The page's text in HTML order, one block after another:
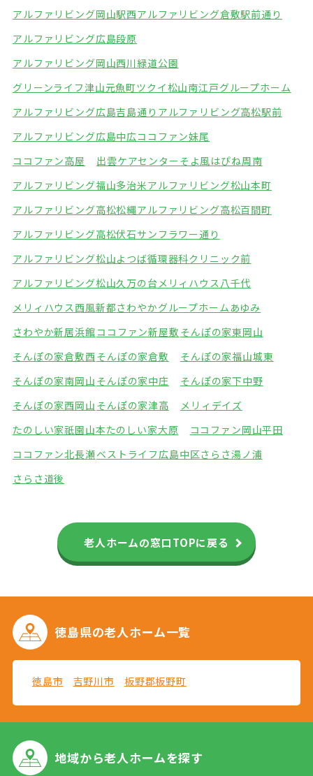
アルファリビング岡山駅西アルファリビング倉敷駅前通り
アルファリビング広島段原
アルファリビング岡山西川緑道公園
グリーンライフ津山元魚町ツクイ松山南江戸グループホーム
アルファリビング広島吉島通り アルファリビング高松駅前
アルファリビング広島中広ココファン妹尾
ココファン高屋
出雲ケアセンターそよ風はぴね周南
アルファリビング福山多治米アルファリビング松山本町
アルファリビング高松松縄アルファリビング高松百間町
アルファリビング高松伏石サンフラワー通り
アルファリビング松山よつば循環器科クリニック前
アルファリビング松山久万の台メリィハウス八千代
メリィハウス西風新都さわやかグループホームあゆみ
さわやか新居浜館ココファン新屋敷 そんぽの家東岡山
そんぽの家倉敷西そんぽの家倉敷
そんぽの家福山城東
そんぽの家南岡山 そんぽの家中庄
そんぽの家下中野
そんぽの家西岡山 そんぽの家津高
メリィデイズ
たのしい家祇園山本たのしい家大原
ココファン岡山平田
ココファン北長瀬ベストライフ広島中区さらさ湯ノ浦
さらさ道後
老人ホームの窓口TOPに戻る
徳島県の老人ホーム一覧
徳島市 吉野川市 板野郡板野町
地域から老人ホームを探す